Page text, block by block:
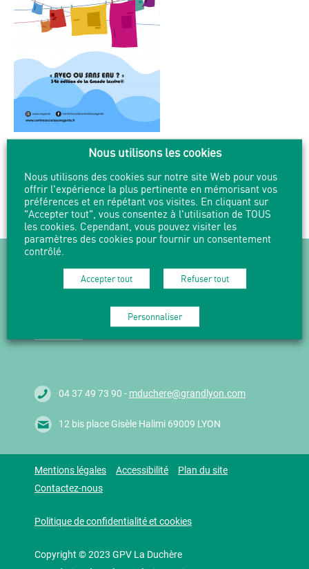
PARTAGER IMPRIMER
NEWSLETTER
Suivez l'actualité en vous abonnant
M'abonner
04 37 49 73 90 - mduchere@grandlyon.com
12 bis place Gisèle Halimi 69009 LYON
Mentions légales Accessibilité
Plan du site
Contactez-nous
Politique de confidentialité et cookies
Copyright © 2023 GPV La Duchère
Nous utilisons les cookies
Nous utilisons des cookies sur notre site Web pour vous
offrir l'expérience la plus pertinente en mémorisant vos
préférences et en répétant vos visites. En cliquant sur
"Accepter tout", vous consentez à l'utilisation de TOUS
les cookies. Cependant, vous pouvez visiter les
paramètres des cookies pour fournir un consentement
contrôlé.
Accepter tout Refuser tout
Personnaliser